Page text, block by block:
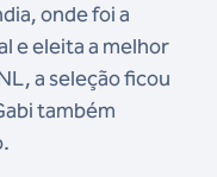
onde foi a
e eleita a melhor
a seleção ficou
também